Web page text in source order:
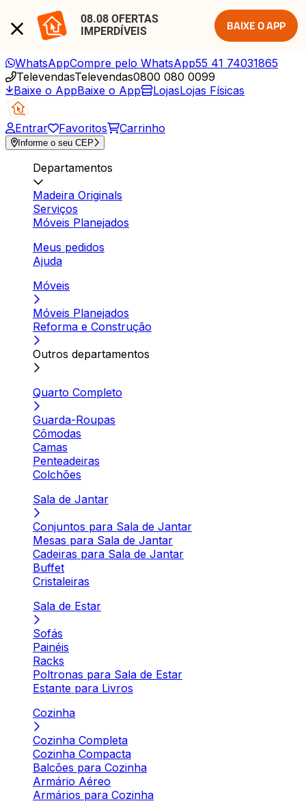
08.08 OFERTAS
IMPERDÍVEIS
BAIXE O APP
WhatsAppCompre pelo WhatsApp55 41 74031865
TelevendasTelevendas0800 080 0099
Baixe o AppBaixe o App LojasLojas Físicas
Entrar Favoritos Carrinho
Informe o seu CEP
Departamentos
Madeira Originals
Serviços
Móveis Planejados
Meus pedidos
Ajuda
Móveis
Móveis Planejados
Reforma e Construção
Outros departamentos
Quarto Completo
Guarda-Roupas
Cômodas
Camas
Penteadeiras
Colchões
Sala de Jantar
Conjuntos para Sala de Jantar
Mesas para Sala de Jantar
Cadeiras para Sala de Jantar
Buffet
Cristaleiras
Sala de Estar
Sofás
Painéis
Racks
Poltronas para Sala de Estar
Estante para Livros
Cozinha
Cozinha Completa
Cozinha Compacta
Balcões para Cozinha
Armário Aéreo
Armários para Cozinha